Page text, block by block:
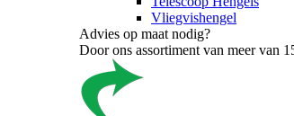
Vliegvishengel
Advies op maat nodig?
Door ons assortiment van meer van